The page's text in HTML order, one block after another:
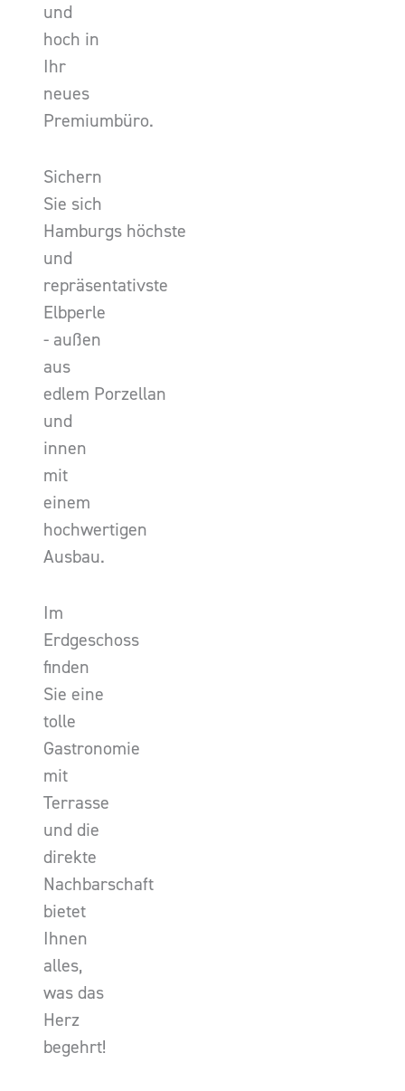
und
hoch in
Ihr
neues
Premiumbüro.
Sichern
Sie sich
Hamburgs höchste
und
repräsentativste
Elbperle
- außen
aus
edlem Porzellan
und
innen
mit
einem
hochwertigen
Ausbau.
Im
Erdgeschoss
finden
Sie eine
tolle
Gastronomie
mit
Terrasse
und die
direkte
Nachbarschaft
bietet
Ihnen
alles,
was das
Herz
begehrt!